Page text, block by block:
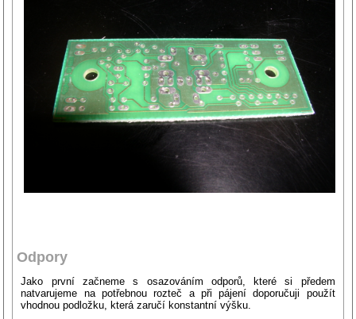
Odpory
Jako první začneme s osazováním odporů, které si předem
natvarujeme na potřebnou rozteč a při pájení doporučuji použít
vhodnou podložku, která zaručí konstantní výšku.